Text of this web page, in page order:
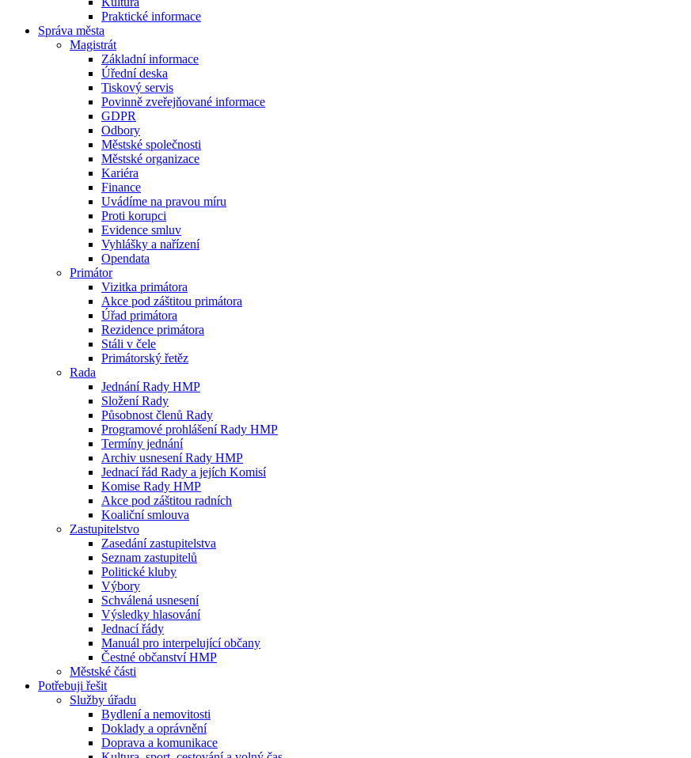
Praktické informace
Správa města
Magistrát
Základní informace
Úřední deska
Tiskový servis
Povinně zveřejňované informace
GDPR
Odbory
Městské společnosti
Městské organizace
Kariéra
Finance
Uvádíme na pravou míru
Proti korupci
Evidence smluv
Vyhlášky a nařízení
Opendata
Primátor
Vizitka primátora
Akce pod záštitou primátora
Úřad primátora
Rezidence primátora
Stáli v čele
Primátorský řetěz
Rada
Jednání Rady HMP
Složení Rady
Působnost členů Rady
Programové prohlášení Rady HMP
Termíny jednání
Archiv usnesení Rady HMP
Jednací řád Rady a jejích Komisí
Komise Rady HMP
Akce pod záštitou radních
Koaliční smlouva
Zastupitelstvo
Zasedání zastupitelstva
Seznam zastupitelů
Politické kluby
Výbory
Schválená usnesení
Výsledky hlasování
Jednací řády
Manuál pro interpelující občany
Čestné občanství HMP
Městské části
Potřebuji řešit
Služby úřadu
Bydlení a nemovitosti
Doklady a oprávnění
Doprava a komunikace